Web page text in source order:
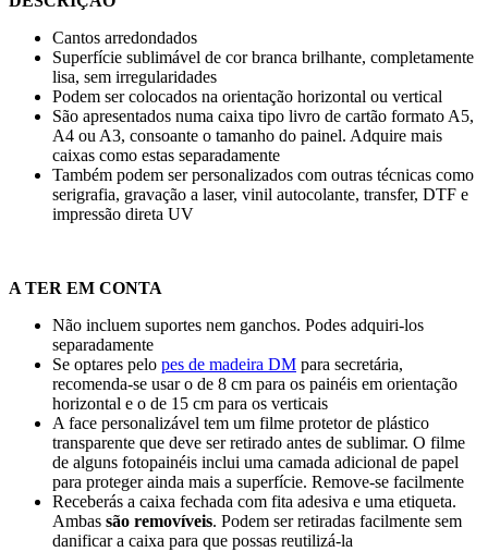
Cantos arredondados
Superfície sublimável de cor branca brilhante, completamente
lisa, sem irregularidades
Podem ser colocados na orientação horizontal ou vertical
São apresentados numa caixa tipo livro de cartão formato A5,
A4 ou A3, consoante o tamanho do painel. Adquire mais
caixas como estas separadamente
Também podem ser personalizados com outras técnicas como
serigrafia, gravação a laser, vinil autocolante, transfer, DTF e
impressão direta UV
A TER EM CONTA
Não incluem suportes nem ganchos. Podes adquiri-los
separadamente
Se optares pelo pes de madeira DM para secretária,
recomenda-se usar o de 8 cm para os painéis em orientação
horizontal e o de 15 cm para os verticais
A face personalizável tem um filme protetor de plástico
transparente que deve ser retirado antes de sublimar. O filme
de alguns fotopainéis inclui uma camada adicional de papel
para proteger ainda mais a superfície. Remove-se facilmente
Receberás a caixa fechada com fita adesiva e uma etiqueta.
Ambas são removíveis. Podem ser retiradas facilmente sem
danificar a caixa para que possas reutilizá-la